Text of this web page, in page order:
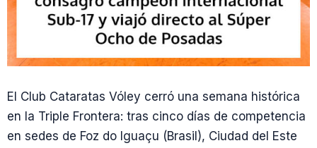
El Club Cataratas Vóley cerró una semana histórica
en la Triple Frontera: tras cinco días de competencia
en sedes de Foz do Iguaçu (Brasil), Ciudad del Este